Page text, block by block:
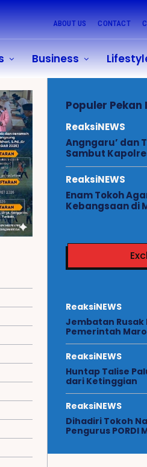
ABOUT US
CONTACT
Business
Populer Pekan
ReaksiNEWS
Angngaru’ dan
Sambut
ReaksiNEWS
Enam Tokoh
Kebangsaan di
ReaksiNEWS
Jembatan Rusak
Pemerintah
ReaksiNEWS
Huntap Talise
dari Ketinggian
ReaksiNEWS
Dihadiri Tokoh
Pengurus PORDI